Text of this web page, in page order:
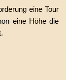
eine Tour
eine Höhe die